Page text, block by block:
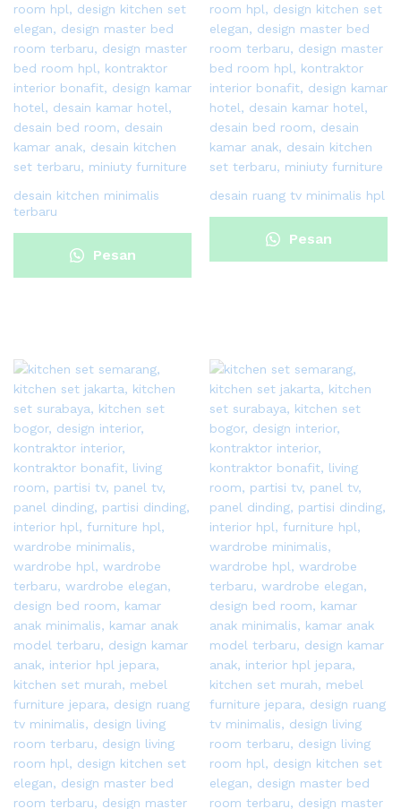
desain kitchen minimalis
terbaru
Pesan
desain ruang tv minimalis hpl
Pesan